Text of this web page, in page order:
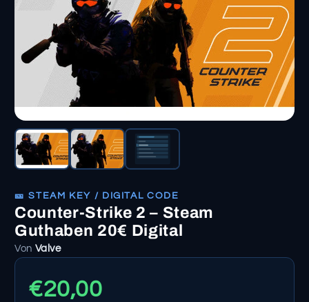
🎫 STEAM KEY / DIGITAL CODE
Counter-Strike 2 – Steam
Guthaben 20€ Digital
Von Valve
€20,00